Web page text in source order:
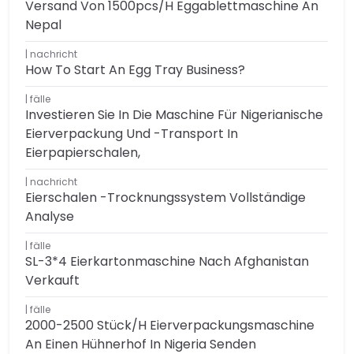
Versand Von 1500pcs/h Eggablettmaschine An
Nepal
nachricht
How To Start An Egg Tray Business?
fälle
Investieren Sie In Die Maschine Für Nigerianische
Eierverpackung Und -transport In
Eierpapierschalen,
nachricht
Eierschalen -Trocknungssystem Vollständige
Analyse
fälle
SL-3*4 Eierkartonmaschine Nach Afghanistan
Verkauft
fälle
2000-2500 Stück/h Eierverpackungsmaschine
An Einen Hühnerhof In Nigeria Senden